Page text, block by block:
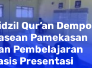
Qur’an Dempo
Pamekasan
Pembelajaran
Presentasi